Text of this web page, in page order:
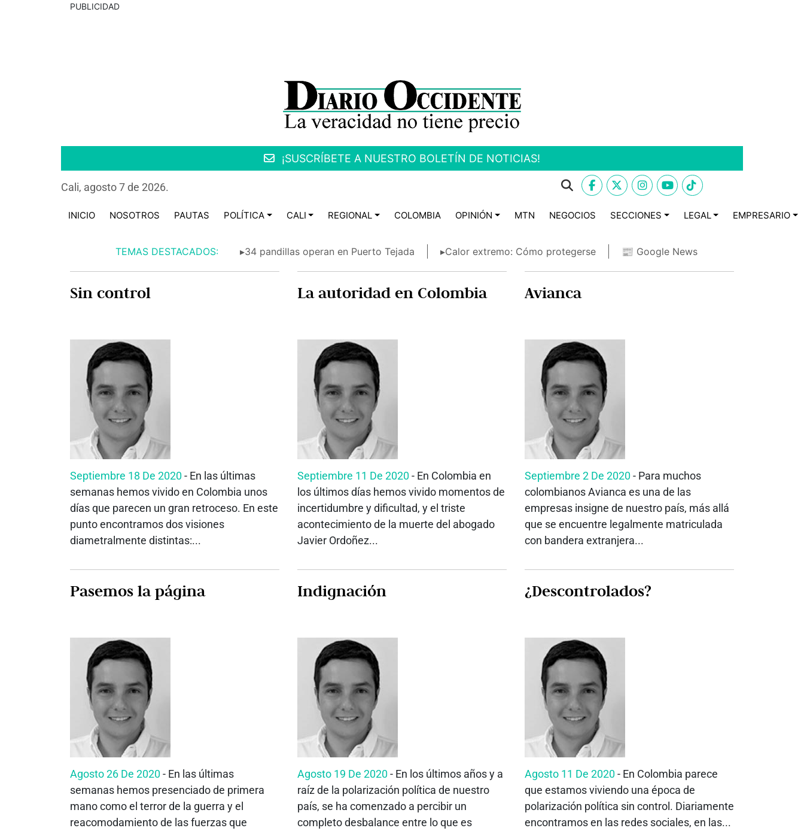
PUBLICIDAD
¡SUSCRÍBETE A NUESTRO BOLETÍN DE NOTICIAS!
Cali, agosto 7 de 2026.
INICIO NOSOTROS PAUTAS POLÍTICA CALI REGIONAL COLOMBIA OPINIÓN MTN NEGOCIOS SECCIONES LEGAL EMPRESARIO
TEMAS DESTACADOS: ▸34 pandillas operan en Puerto Tejada ▸Calor extremo: Cómo protegerse 📰 Google News
Sin control
Septiembre 18 De 2020- En las últimas
semanas hemos vivido en Colombia unos
días que parecen un gran retroceso. En este
punto encontramos dos visiones
diametralmente distintas:...
La autoridad en Colombia
Septiembre 11 De 2020- En Colombia en
los últimos días hemos vivido momentos de
incertidumbre y dificultad, y el triste
acontecimiento de la muerte del abogado
Javier Ordoñez...
Avianca
Septiembre 2 De 2020- Para muchos
colombianos Avianca es una de las
empresas insigne de nuestro país, más allá
que se encuentre legalmente matriculada
con bandera extranjera...
Pasemos la página
Agosto 26 De 2020- En las últimas
semanas hemos presenciado de primera
mano como el terror de la guerra y el
reacomodamiento de las fuerzas que
Indignación
Agosto 19 De 2020- En los últimos años y a
raíz de la polarización política de nuestro
país, se ha comenzado a percibir un
completo desbalance entre lo que es
¿Descontrolados?
Agosto 11 De 2020- En Colombia parece
que estamos viviendo una época de
polarización política sin control. Diariamente
encontramos en las redes sociales, en las...